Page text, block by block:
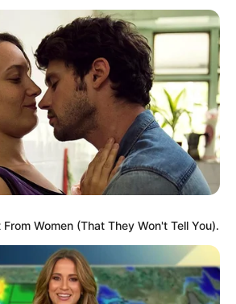
Women (That They Won't Tell You).